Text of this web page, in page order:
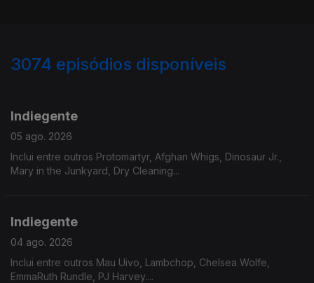
3074 episódios disponíveis
Indiegente
05 ago. 2026
Inclui entre outros Protomartyr, Afghan Whigs, Dinosaur Jr.,
Mary in the Junkyard, Dry Cleaning...
Indiegente
04 ago. 2026
Inclui entre outros Mau Uivo, Lambchop, Chelsea Wolfe,
EmmaRuth Rundle, PJ Harvey....